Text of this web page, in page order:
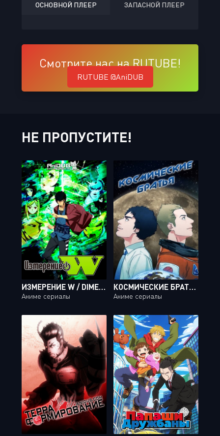
ОСНОВНОЙ ПЛЕЕР ЗАПАСНОЙ ПЛЕЕР
Смотрите нас на RUTUBE!
RUTUBE @AniDUB
НЕ ПРОПУСТИТЕ!
ИЗМЕРЕНИЕ W / DIMENSION W [12 ИЗ 12]
Аниме сериалы
КОСМИЧЕСКИЕ БРАТЬЯ / UCHUU KYOUDAI [45 ИЗ 99]
Аниме сериалы